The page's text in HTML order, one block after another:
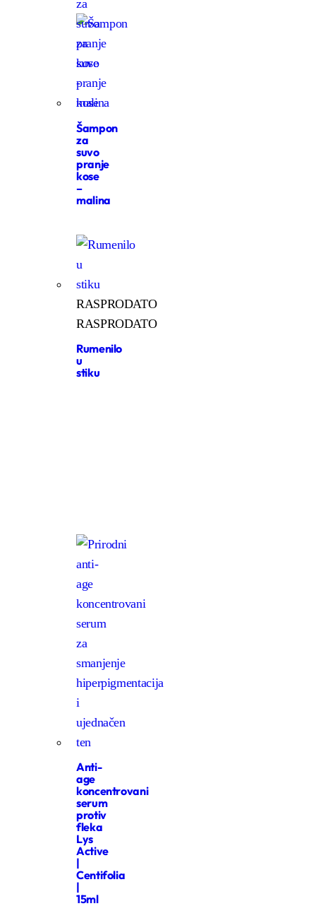
Šampon
za
suvo
pranje
kose
–
malina
RASPRODATO
RASPRODATO
Rumenilo
u
stiku
Anti-
age
koncentrovani
serum
protiv
fleka
Lys
Active
|
Centifolia
|
15ml